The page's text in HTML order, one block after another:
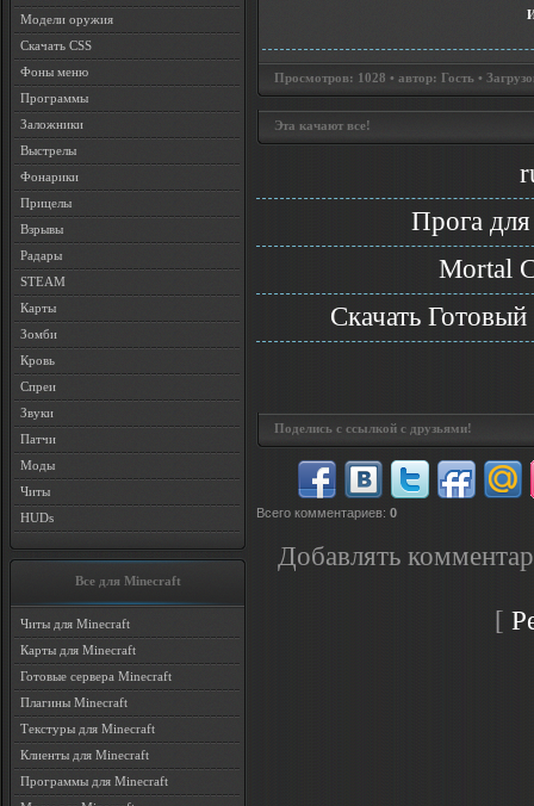
Модели оружия
Скачать CSS
Фоны меню
Программы
Заложники
Выстрелы
Фонарики
Прицелы
Взрывы
Радары
STEAM
Карты
Зомби
Кровь
Спреи
Звуки
Патчи
Моды
Читы
HUDs
Все для Minecraft
Читы для Minecraft
Карты для Minecraft
Готовые сервера Minecraft
Плагины Minecraft
Текстуры для Minecraft
Клиенты для Minecraft
Программы для Minecraft
Просмотров: 1028 • автор: Гость •
Эта качают все!
Прога
Mortal
Скачать
Поделись с ссылкой с друзьями!
Всего комментариев: 0
Добавлять
[